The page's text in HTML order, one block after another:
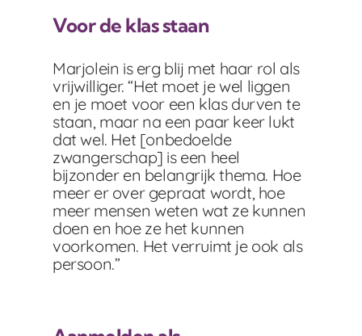
Voor de klas staan
Marjolein is erg blij met haar rol als
vrijwilliger. “Het moet je wel liggen
en je moet voor een klas durven te
staan, maar na een paar keer lukt
dat wel. Het [onbedoelde
zwangerschap] is een heel
bijzonder en belangrijk thema. Hoe
meer er over gepraat wordt, hoe
meer mensen weten wat ze kunnen
doen en hoe ze het kunnen
voorkomen. Het verruimt je ook als
persoon.”